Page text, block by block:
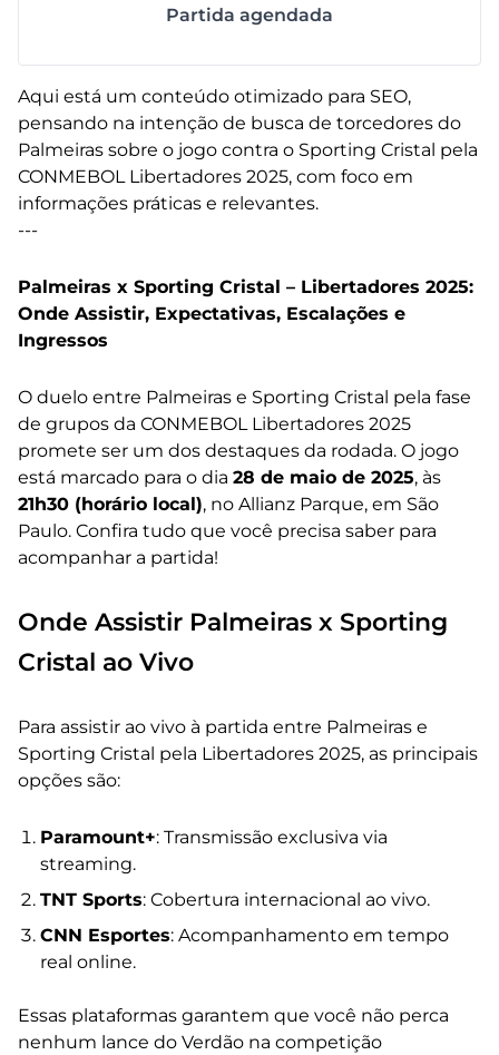
Partida agendada
Aqui está um conteúdo otimizado para SEO,
pensando na intenção de busca de torcedores do
Palmeiras sobre o jogo contra o Sporting Cristal pela
CONMEBOL Libertadores 2025, com foco em
informações práticas e relevantes.
---
Palmeiras x Sporting Cristal – Libertadores 2025:
Onde Assistir, Expectativas, Escalações e
Ingressos
O duelo entre Palmeiras e Sporting Cristal pela fase
de grupos da CONMEBOL Libertadores 2025
promete ser um dos destaques da rodada. O jogo
está marcado para o dia 28 de maio de 2025, às
21h30 (horário local), no Allianz Parque, em São
Paulo. Confira tudo que você precisa saber para
acompanhar a partida!
Onde Assistir Palmeiras x Sporting
Cristal ao Vivo
Para assistir ao vivo à partida entre Palmeiras e
Sporting Cristal pela Libertadores 2025, as principais
opções são:
Paramount+: Transmissão exclusiva via
streaming.
TNT Sports: Cobertura internacional ao vivo.
CNN Esportes: Acompanhamento em tempo
real online.
Essas plataformas garantem que você não perca
nenhum lance do Verdão na competição